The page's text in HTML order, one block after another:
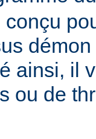
ainsi, il
ou de